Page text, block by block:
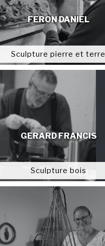
FERON DANIEL
Sculpture pierre et terre
GERARD FRANCIS
Sculpture bois